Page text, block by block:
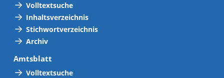
Volltextsuche
Inhaltsverzeichnis
Stichwortverzeichnis
Archiv
Amtsblatt
Volltextsuche